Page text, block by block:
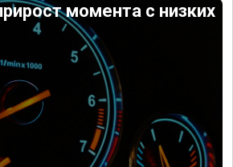
момента с низких